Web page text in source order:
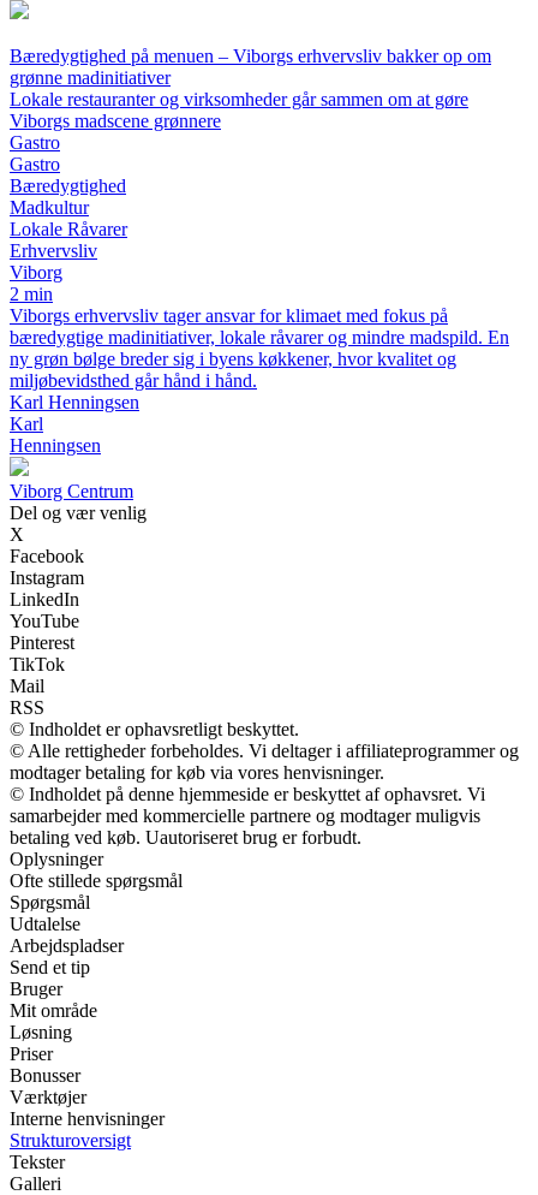
Bæredygtighed på menuen – Viborgs erhvervsliv bakker op om
grønne madinitiativer
Lokale restauranter og virksomheder går sammen om at gøre
Viborgs madscene grønnere
Gastro
Gastro
Bæredygtighed
Madkultur
Lokale Råvarer
Erhvervsliv
Viborg
2 min
Viborgs erhvervsliv tager ansvar for klimaet med fokus på
bæredygtige madinitiativer, lokale råvarer og mindre madspild. En
ny grøn bølge breder sig i byens køkkener, hvor kvalitet og
miljøbevidsthed går hånd i hånd.
Karl Henningsen
Karl
Henningsen
Viborg Centrum
Del og vær venlig
X
Facebook
Instagram
LinkedIn
YouTube
Pinterest
TikTok
Mail
RSS
© Indholdet er ophavsretligt beskyttet.
© Alle rettigheder forbeholdes. Vi deltager i affiliateprogrammer og
modtager betaling for køb via vores henvisninger.
© Indholdet på denne hjemmeside er beskyttet af ophavsret. Vi
samarbejder med kommercielle partnere og modtager muligvis
betaling ved køb. Uautoriseret brug er forbudt.
Oplysninger
Ofte stillede spørgsmål
Spørgsmål
Udtalelse
Arbejdspladser
Send et tip
Bruger
Mit område
Løsning
Priser
Bonusser
Værktøjer
Interne henvisninger
Strukturoversigt
Tekster
Galleri